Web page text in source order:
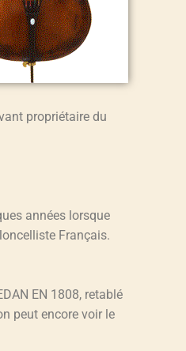
propriétaire du
années lorsque
Français.
EN 1808, retablé
peut encore voir le